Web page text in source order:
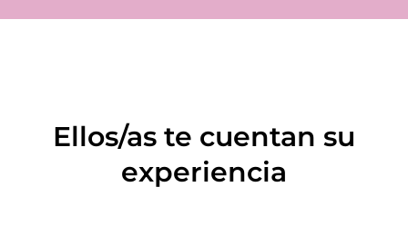
Ellos/as te cuentan su
experiencia